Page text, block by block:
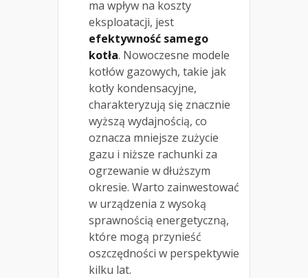
ma wpływ na koszty
eksploatacji, jest
efektywność samego
kotła. Nowoczesne modele
kotłów gazowych, takie jak
kotły kondensacyjne,
charakteryzują się znacznie
wyższą wydajnością, co
oznacza mniejsze zużycie
gazu i niższe rachunki za
ogrzewanie w dłuższym
okresie. Warto zainwestować
w urządzenia z wysoką
sprawnością energetyczną,
które mogą przynieść
oszczędności w perspektywie
kilku lat.